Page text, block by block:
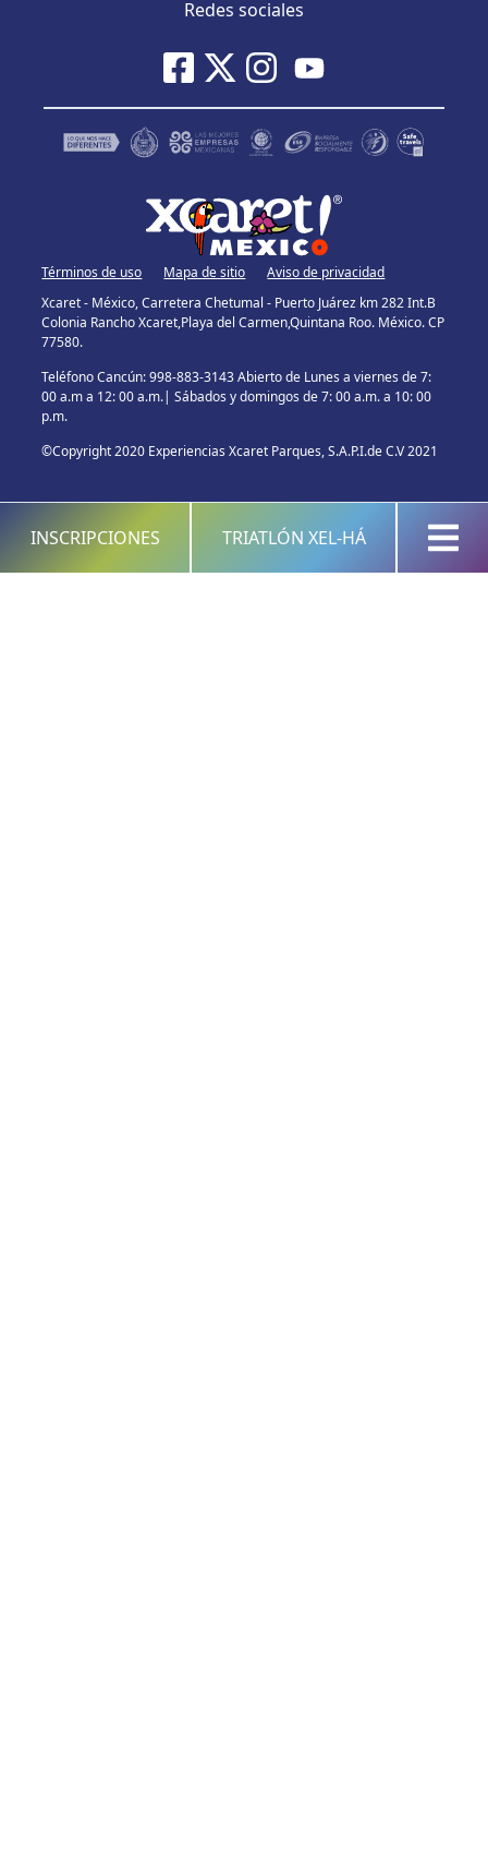
Redes sociales
Términos de uso Mapa de sitio
Aviso de privacidad
Xcaret - México, Carretera Chetumal - Puerto Juárez km 282 Int.B
Colonia Rancho Xcaret,Playa del Carmen,Quintana Roo. México. CP
77580.
Teléfono Cancún: 998-883-3143 Abierto de Lunes a viernes de 7:
00 a.m a 12: 00 a.m.| Sábados y domingos de 7: 00 a.m. a 10: 00
p.m.
©Copyright 2020 Experiencias Xcaret Parques, S.A.P.I.de C.V 2021
INSCRIPCIONES TRIATLÓN XEL-HÁ